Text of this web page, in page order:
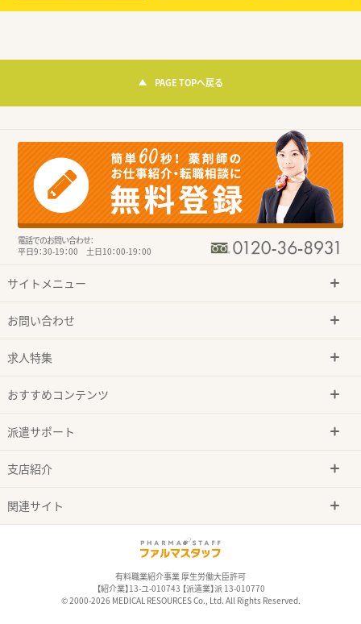
PAGE TOPへ戻る
電話でのお問い合わせ：
平日9：30-19：00 土日10：00-19：00
サイトメニュー
お問い合わせ
求人特集
おすすめコンテンツ
派遣サポート
支店紹介
関連サイト
有料職業紹介事業 厚生労働大臣許可
【紹介業】13-ユ-010743 【派遣業】派 13-010770
© 2000-2026 MEDICAL RESOURCES Co., Ltd. All Rights Reserved.